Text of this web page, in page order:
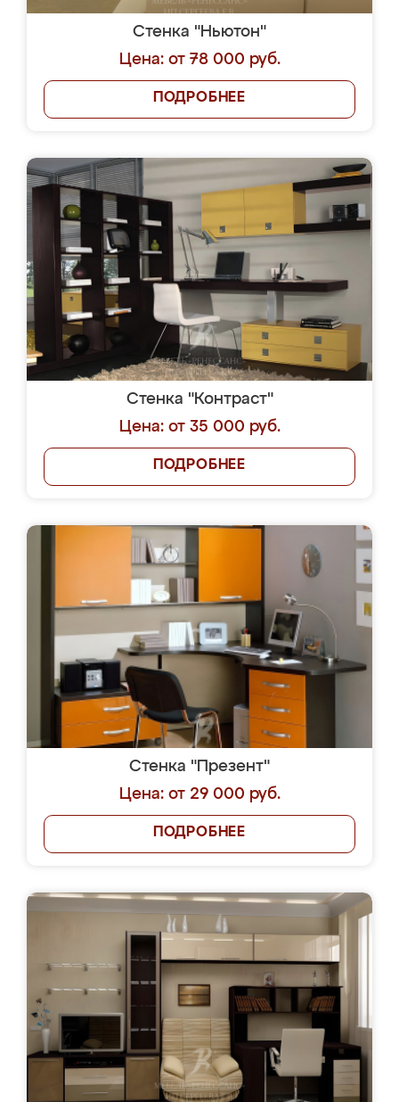
Стенка "Ньютон"
Цена: от 78 000 руб.
ПОДРОБНЕЕ
Стенка "Контраст"
Цена: от 35 000 руб.
ПОДРОБНЕЕ
Стенка "Презент"
Цена: от 29 000 руб.
ПОДРОБНЕЕ